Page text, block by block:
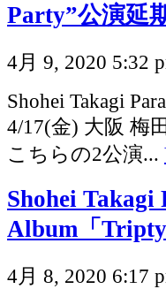
Party”公演延
4月 9, 2020 5:32
Shohei Takagi
4/17(金) 大阪 梅
こちらの2公演...
Shohei Takagi
Album「
4月 8, 2020 6:17